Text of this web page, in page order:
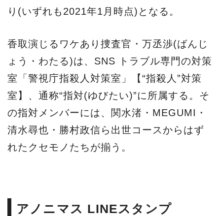
り(いずれも2021年1月時点)となる。
香取演じるワケあり捜査官・万丞渉(ばんじ
ょう・わたる)は、SNS トラブル専門の対策
室「警視庁指殺人対策室」【“指殺人”対策
室】、通称“指対(ゆびたい)”に所属する。そ
の指対メンバーには、関水渚・MEGUMI・
清水尋也・勝村政信ら出世コースからはず
れたクセモノたちが揃う。
アノニマス LINEスタンプ